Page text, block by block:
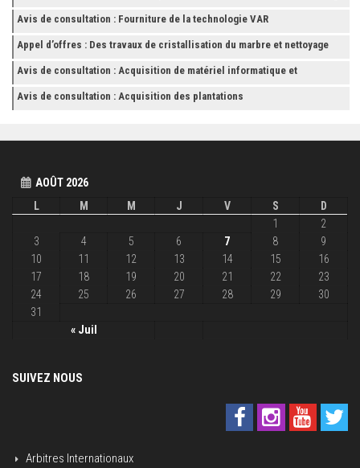
et finition de RAYONNAGES pour la Fédération Tunisienne de Football
Avis de consultation : Fourniture de la technologie VAR
Appel d’offres : Des travaux de cristallisation du marbre et nettoyage
des grès
Avis de consultation : Acquisition de matériel informatique et
Accessoires
Avis de consultation : Acquisition des plantations
AOÛT 2026
L
M M J V S D
« Juil
1
2
3
4 5 6 7 8
9
10
11 12 13 14 15
16
17
18 19 20 21 22
23
24
25 26 27 28 29
30
31
SUIVEZ NOUS
Arbitres Internationaux